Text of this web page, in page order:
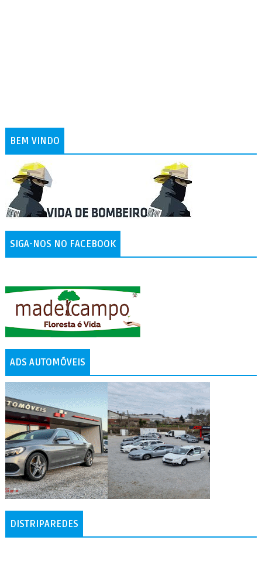
BEM VINDO
SIGA-NOS NO FACEBOOK
ADS AUTOMÓVEIS
DISTRIPAREDES